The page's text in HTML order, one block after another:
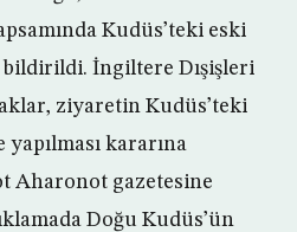
Kudüs’teki eski
İngiltere Dışişleri
ziyaretin Kudüs’teki
kararına
Aharonot gazetesine
Doğu Kudüs’ün